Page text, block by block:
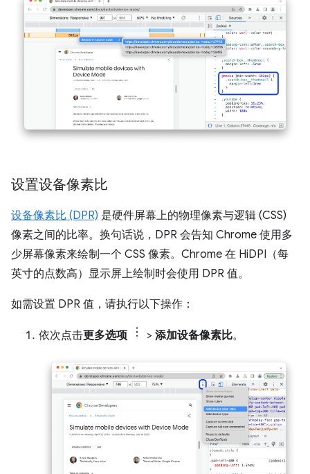
设置设备像素比
设备像素比 (DPR) 是硬件屏幕上的物理像素与逻辑 (CSS)
像素之间的比率。换句话说，DPR 会告知 Chrome 使用多
少屏幕像素来绘制一个 CSS 像素。Chrome 在 HiDPI（每
英寸的点数高）显示屏上绘制时会使用 DPR 值。
如需设置 DPR 值，请执行以下操作：
依次点击更多选项 > 添加设备像素比。